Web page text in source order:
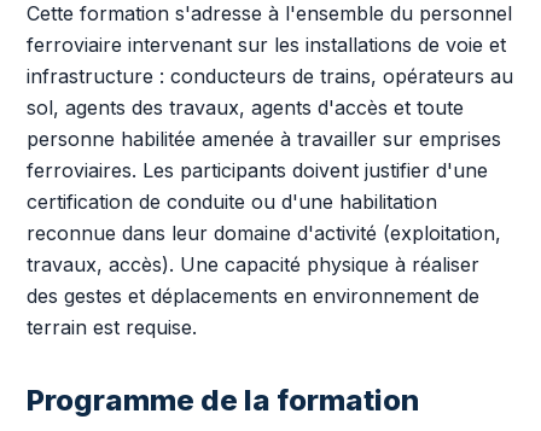
Cette formation s'adresse à l'ensemble du personnel
ferroviaire intervenant sur les installations de voie et
infrastructure : conducteurs de trains, opérateurs au
sol, agents des travaux, agents d'accès et toute
personne habilitée amenée à travailler sur emprises
ferroviaires. Les participants doivent justifier d'une
certification de conduite ou d'une habilitation
reconnue dans leur domaine d'activité (exploitation,
travaux, accès). Une capacité physique à réaliser
des gestes et déplacements en environnement de
terrain est requise.
Programme de la formation